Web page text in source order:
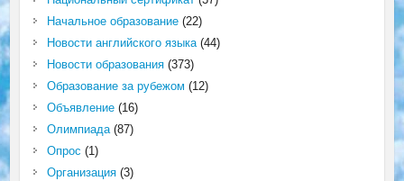
Начальное образование(22)
Новости английского языка(44)
Новости образования(373)
Образование за рубежом (12)
Объявление(16)
Олимпиада(87)
Опрос (1)
Организация(3)